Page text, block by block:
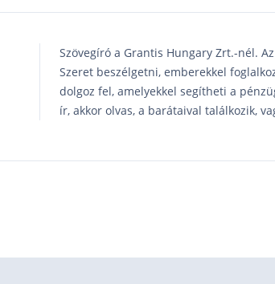
Szövegíró a Grantis Hungary Zrt.-nél.
Szeret beszélgetni, emberekkel
dolgoz fel, amelyekkel segítheti a
ír, akkor olvas, a barátaival találkozik,